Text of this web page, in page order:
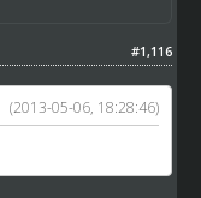
#1,116
(2013-05-06, 18:28:46)